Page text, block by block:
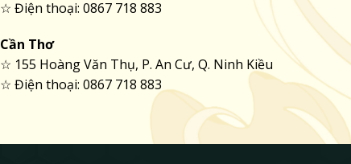
☆ Điện thoại: 0867 718 883
Cần Thơ
☆ 155 Hoàng Văn Thụ, P. An Cư, Q. Ninh Kiều
☆ Điện thoại: 0867 718 883